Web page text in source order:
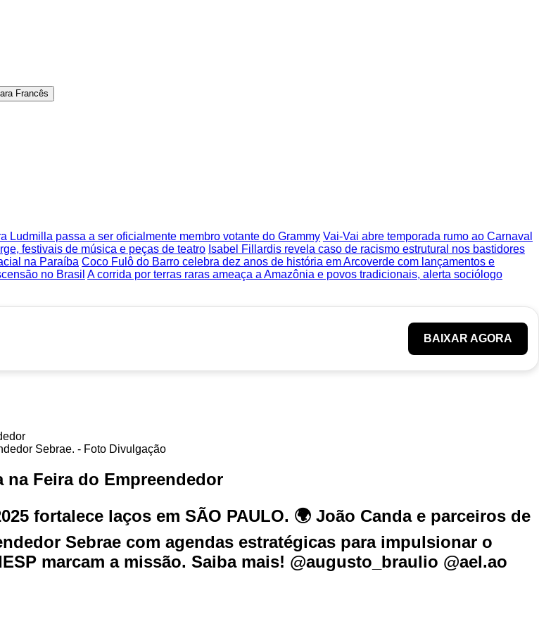
Ludmilla passa a ser oficialmente membro votante do Grammy Vai-Vai abre temporada rumo ao Carnaval
festivais de música e peças de teatro Isabel Fillardis revela caso de racismo estrutural nos bastidores
na Paraíba Coco Fulô do Barro celebra dez anos de história em Arcoverde com lançamentos e
no Brasil A corrida por terras raras ameaça a Amazônia e povos tradicionais, alerta sociólogo
BAIXAR AGORA
Sebrae. - Foto Divulgação
Feira do Empreendedor
fortalece laços em SÃO PAULO. 🌍 João Canda e parceiros de
Sebrae com agendas estratégicas para impulsionar o
marcam a missão. Saiba mais! @augusto_braulio @ael.ao